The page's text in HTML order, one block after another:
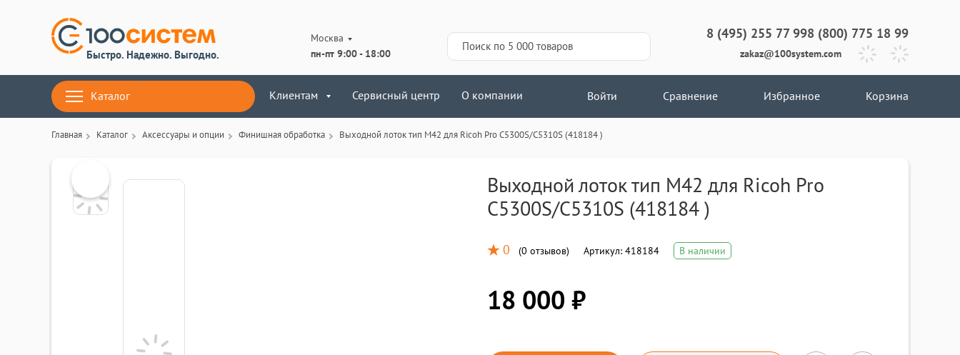
Быстро. Надежно. Выгодно.
Москва
пн-пт 9:00 - 18:00
8 (495) 255 77 998 (800) 775 18 99
zakaz@100system.com
Каталог Клиентам Сервисный центр О компании Войти Сравнение Избранное Корзина
Главная Каталог Аксессуары и опции Финишная обработка Выходной лоток тип M42 для Ricoh Pro C5300S/C5310S (418184 )
Выходной лоток тип M42 для Ricoh Pro
C5300S/C5310S (418184 )
0 (0 отзывов) Артикул: 418184 В наличии
18 000 ₽